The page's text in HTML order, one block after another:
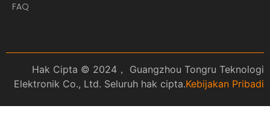
FAQ
Hak Cipta © 2024， Guangzhou Tongru Teknologi
Elektronik Co., Ltd. Seluruh hak cipta.Kebijakan Pribadi